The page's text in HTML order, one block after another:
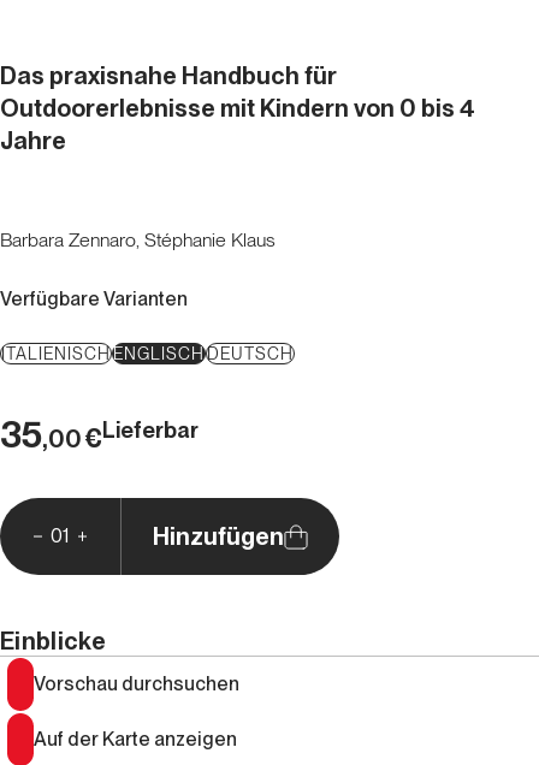
Das praxisnahe Handbuch für
Outdoorerlebnisse mit Kindern von 0 bis 4
Jahre
Barbara Zennaro, Stéphanie Klaus
Verfügbare Varianten
ITALIENISCHENGLISCHDEUTSCH
35,00€Lieferbar
01 Hinzufügen
Einblicke
Vorschau durchsuchen
Auf der Karte anzeigen